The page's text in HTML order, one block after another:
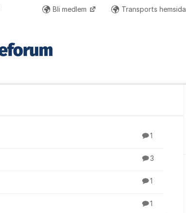
Bli medlem Transports hemsida
1
3
1
1